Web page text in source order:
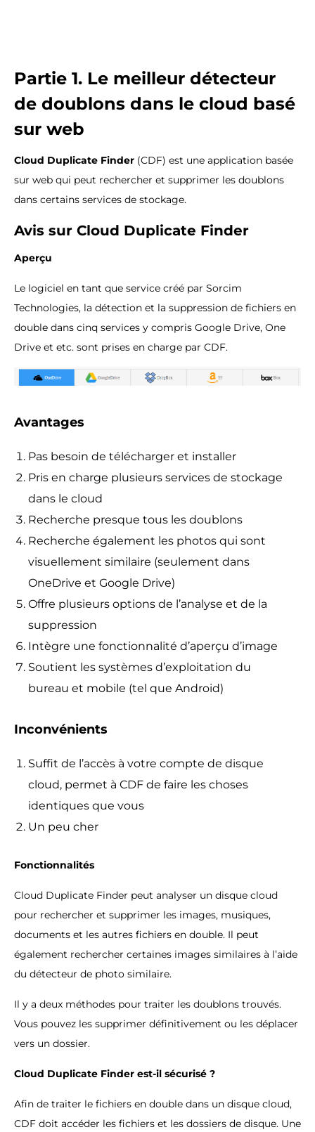
Partie 1. Le meilleur détecteur
de doublons dans le cloud basé
sur web
Cloud Duplicate Finder (CDF) est une application basée
sur web qui peut rechercher et supprimer les doublons
dans certains services de stockage.
Avis sur Cloud Duplicate Finder
Aperçu
Le logiciel en tant que service créé par Sorcim
Technologies, la détection et la suppression de fichiers en
double dans cinq services y compris Google Drive, One
Drive et etc. sont prises en charge par CDF.
Avantages
Pas besoin de télécharger et installer
Pris en charge plusieurs services de stockage
dans le cloud
Recherche presque tous les doublons
Recherche également les photos qui sont
visuellement similaire (seulement dans
OneDrive et Google Drive)
Offre plusieurs options de l’analyse et de la
suppression
Intègre une fonctionnalité d’aperçu d’image
Soutient les systèmes d’exploitation du
bureau et mobile (tel que Android)
Inconvénients
Suffit de l’accès à votre compte de disque
cloud, permet à CDF de faire les choses
identiques que vous
Un peu cher
Fonctionnalités
Cloud Duplicate Finder peut analyser un disque cloud
pour rechercher et supprimer les images, musiques,
documents et les autres fichiers en double. Il peut
également rechercher certaines images similaires à l’aide
du détecteur de photo similaire.
Il y a deux méthodes pour traiter les doublons trouvés.
Vous pouvez les supprimer définitivement ou les déplacer
vers un dossier.
Cloud Duplicate Finder est-il sécurisé ?
Afin de traiter le fichiers en double dans un disque cloud,
CDF doit accéder les fichiers et les dossiers de disque. Une